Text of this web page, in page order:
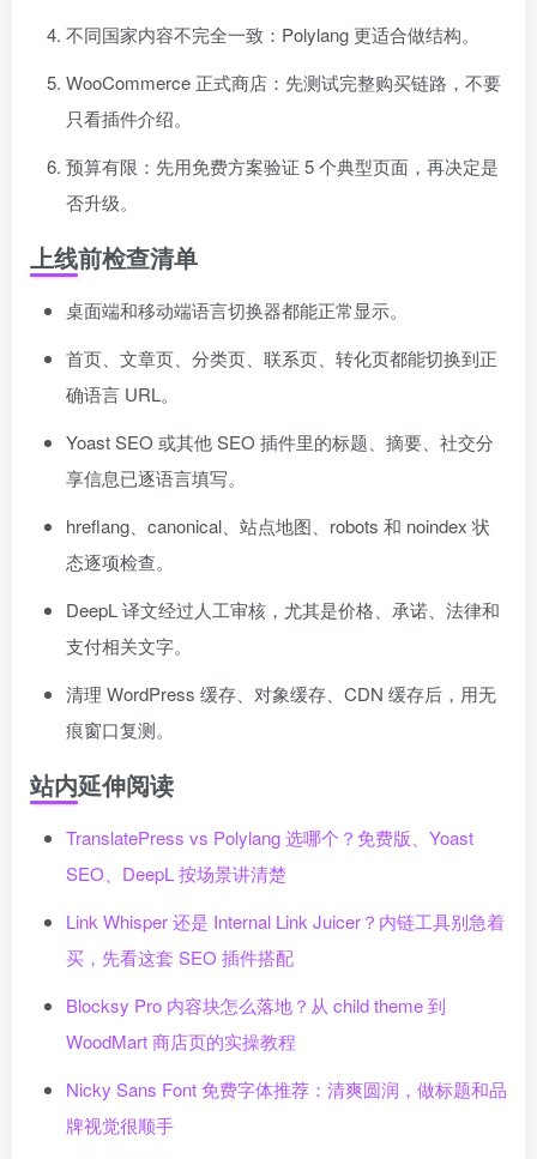
不同国家内容不完全一致：Polylang 更适合做结构。
WooCommerce 正式商店：先测试完整购买链路，不要
只看插件介绍。
预算有限：先用免费方案验证 5 个典型页面，再决定是
否升级。
上线前检查清单
桌面端和移动端语言切换器都能正常显示。
首页、文章页、分类页、联系页、转化页都能切换到正
确语言 URL。
Yoast SEO 或其他 SEO 插件里的标题、摘要、社交分
享信息已逐语言填写。
hreflang、canonical、站点地图、robots 和 noindex 状
态逐项检查。
DeepL 译文经过人工审核，尤其是价格、承诺、法律和
支付相关文字。
清理 WordPress 缓存、对象缓存、CDN 缓存后，用无
痕窗口复测。
站内延伸阅读
TranslatePress vs Polylang 选哪个？免费版、Yoast
SEO、DeepL 按场景讲清楚
Link Whisper 还是 Internal Link Juicer？内链工具别急着
买，先看这套 SEO 插件搭配
Blocksy Pro 内容块怎么落地？从 child theme 到
WoodMart 商店页的实操教程
Nicky Sans Font 免费字体推荐：清爽圆润，做标题和品
牌视觉很顺手